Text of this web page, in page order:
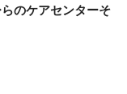
のケアセンターそ